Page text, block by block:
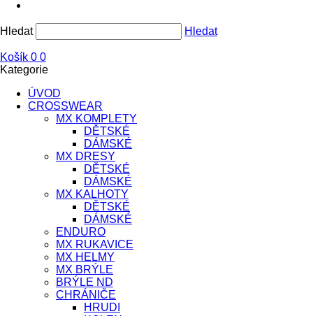
Hledat Hledat
Košík 0 0
Kategorie
ÚVOD
CROSSWEAR
MX KOMPLETY
DĚTSKÉ
DÁMSKÉ
MX DRESY
DĚTSKÉ
DÁMSKÉ
MX KALHOTY
DĚTSKÉ
DÁMSKÉ
ENDURO
MX RUKAVICE
MX HELMY
MX BRÝLE
BRÝLE ND
CHRÁNIČE
HRUDI